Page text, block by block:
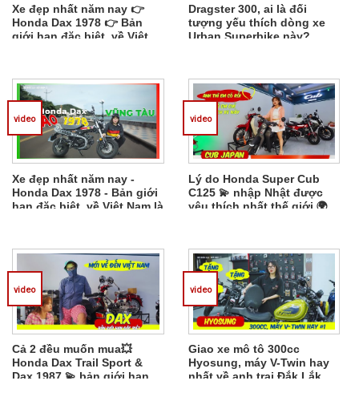
Xe đẹp nhất năm nay 👉
Honda Dax 1978 👉 Bản
giới hạn đặc biệt, về Việt
Dragster 300, ai là đối
tượng yếu thích dòng xe
Urban Superbike này?
Xe đẹp nhất năm nay -
Honda Dax 1978 - Bản giới
hạn đặc biệt, về Việt Nam là
video
Lý do Honda Super Cub
C125 💫 nhập Nhật được
yêu thích nhất thế giới 🌍
video
Cả 2 đều muốn mua💥
Honda Dax Trail Sport &
Dax 1987 💫 bản giới hạn
video
Giao xe mô tô 300cc
Hyosung, máy V-Twin hay
nhất về anh trai Đắk Lắk
video